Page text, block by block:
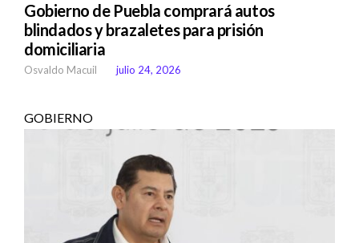
Gobierno de Puebla comprará autos
blindados y brazaletes para prisión
domiciliaria
Osvaldo Macuil julio 24, 2026
GOBIERNO